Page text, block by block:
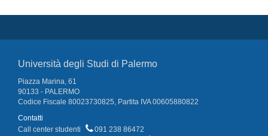
Università degli Studi di Palermo
Piazza Marina, 61
90133 - PALERMO
Codice Fiscale 80023730825, Partita IVA 00605880822
Contatti
Call center studenti
091 238 86472